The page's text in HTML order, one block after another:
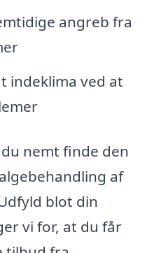
angreb fra
indeklima ved at
nemt finde den
af
blot din
vi for, at du får